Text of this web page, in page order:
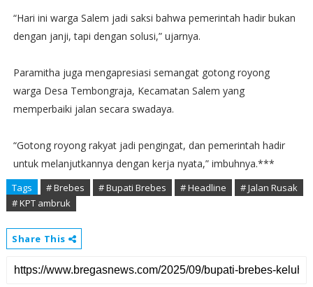
“Hari ini warga Salem jadi saksi bahwa pemerintah hadir bukan
dengan janji, tapi dengan solusi,” ujarnya.
Paramitha juga mengapresiasi semangat gotong royong
warga Desa Tembongraja, Kecamatan Salem yang
memperbaiki jalan secara swadaya.
“Gotong royong rakyat jadi pengingat, dan pemerintah hadir
untuk melanjutkannya dengan kerja nyata,” imbuhnya.***
Tags # Brebes # Bupati Brebes # Headline
# Jalan Rusak
# KPT ambruk
Share This